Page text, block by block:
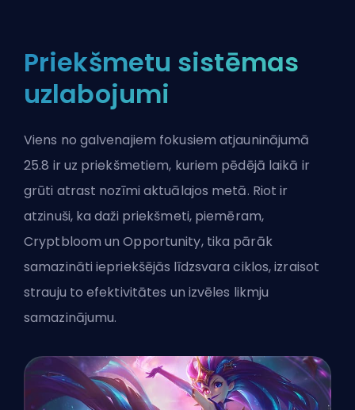
Priekšmetu sistēmas
uzlabojumi
Viens no galvenajiem fokusiem atjauninājumā
25.8 ir uz priekšmetiem, kuriem pēdējā laikā ir
grūti atrast nozīmi aktuālajos metā. Riot ir
atzinuši, ka daži priekšmeti, piemēram,
Cryptbloom un Opportunity, tika pārāk
samazināti iepriekšējās līdzsvara ciklos, izraisot
strauju to efektivitātes un izvēles likmju
samazinājumu.